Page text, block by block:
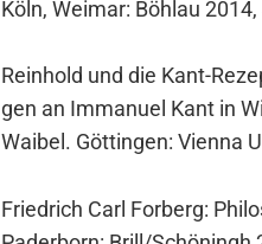
Köln, Wei­mar: Böhlau
Rein­hold und die Kant-
gen an Imma­nu­el Kant in
Waibel. Göt­tin­gen: Vien­na
Fried­rich Carl For­berg: